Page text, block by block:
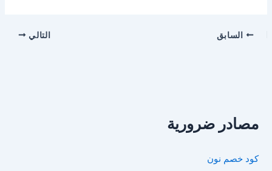
السابق التالي
مصادر ضرورية
كود خصم نون